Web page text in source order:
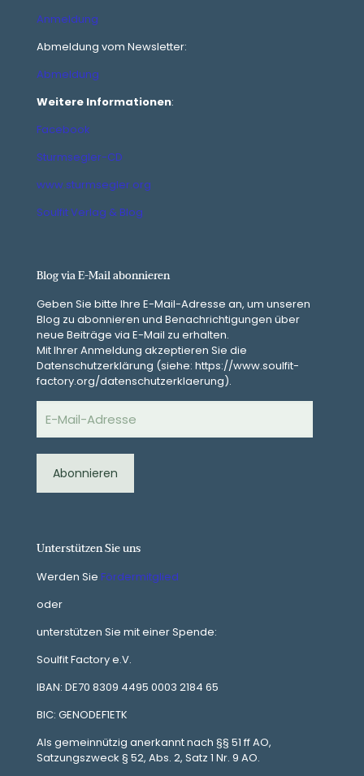
Anmeldung
Abmeldung vom Newsletter:
Abmeldung
Weitere Informationen:
Facebook
Sturmsegler-CD
www.sturmsegler.org
Soulfit Verlag & Blog
Blog via E-Mail abonnieren
Geben Sie bitte Ihre E-Mail-Adresse an, um unseren
Blog zu abonnieren und Benachrichtigungen über
neue Beiträge via E-Mail zu erhalten.
Mit Ihrer Anmeldung akzeptieren Sie die
Datenschutzerklärung (siehe: https://www.soulfit-
factory.org/datenschutzerklaerung).
Mail-
Adresse
Abonnieren
Unterstützen Sie uns
Werden Sie Fördermitglied
oder
unterstützen Sie mit einer Spende:
Soulfit Factory e.V.
IBAN: DE70 8309 4495 0003 2184 65
BIC: GENODEF1ETK
Als gemeinnützig anerkannt nach §§ 51 ff AO,
Satzungszweck § 52, Abs. 2, Satz 1 Nr. 9 AO.